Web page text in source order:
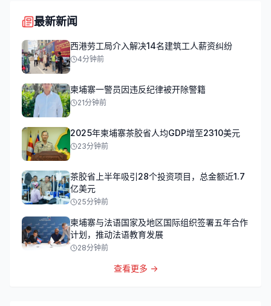
最新新闻
西港劳工局介入解决14名建筑工人薪资纠纷
4分钟前
柬埔寨一警员因违反纪律被开除警籍
21分钟前
2025年柬埔寨茶胶省人均GDP增至2310美元
23分钟前
茶胶省上半年吸引28个投资项目，总金额近1.7
亿美元
25分钟前
柬埔寨与法语国家及地区国际组织签署五年合作
计划，推动法语教育发展
28分钟前
查看更多 →